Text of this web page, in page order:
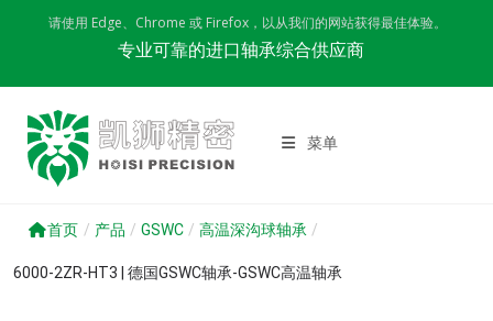
请使用 Edge、Chrome 或 Firefox，以从我们的网站获得最佳体验。
专业可靠的进口轴承综合供应商
菜单
首页 / 产品 / GSWC / 高温深沟球轴承 /
6000-2ZR-HT3 | 德国GSWC轴承-GSWC高温轴承